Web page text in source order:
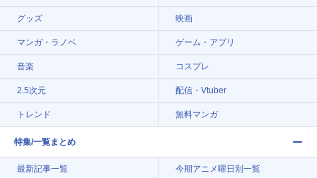
グッズ 映画
マンガ・ラノベ ゲーム・アプリ
音楽 コスプレ
2.5次元 配信・Vtuber
トレンド 無料マンガ
特集/一覧まとめ
最新記事一覧 今期アニメ曜日別一覧